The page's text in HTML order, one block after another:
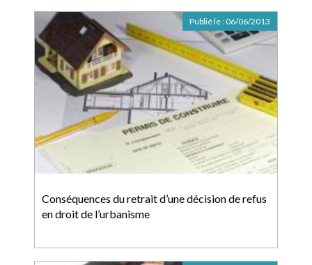
Conséquences du retrait d’une décision de refus
en droit de l’urbanisme
Publié le : 06/06/2013